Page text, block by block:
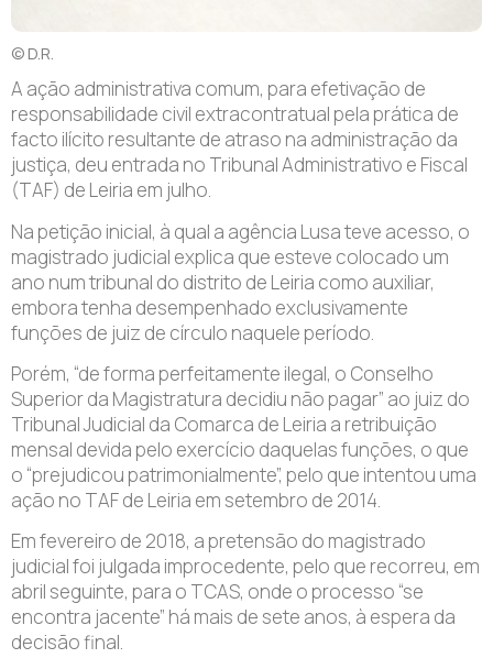
© D.R.
A ação administrativa comum, para efetivação de
responsabilidade civil extracontratual pela prática de
facto ilícito resultante de atraso na administração da
justiça, deu entrada no Tribunal Administrativo e Fiscal
(TAF) de Leiria em julho.
Na petição inicial, à qual a agência Lusa teve acesso, o
magistrado judicial explica que esteve colocado um
ano num tribunal do distrito de Leiria como auxiliar,
embora tenha desempenhado exclusivamente
funções de juiz de círculo naquele período.
Porém, “de forma perfeitamente ilegal, o Conselho
Superior da Magistratura decidiu não pagar” ao juiz do
Tribunal Judicial da Comarca de Leiria a retribuição
mensal devida pelo exercício daquelas funções, o que
o “prejudicou patrimonialmente”, pelo que intentou uma
ação no TAF de Leiria em setembro de 2014.
Em fevereiro de 2018, a pretensão do magistrado
judicial foi julgada improcedente, pelo que recorreu, em
abril seguinte, para o TCAS, onde o processo “se
encontra jacente” há mais de sete anos, à espera da
decisão final.